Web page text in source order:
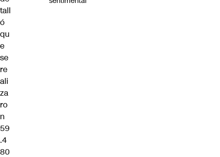
tall
ó
qu
e
se
re
ali
za
ro
n
59
.4
80